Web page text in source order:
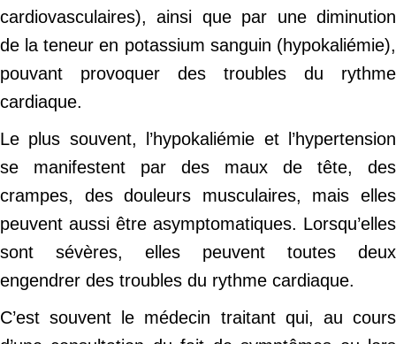
cardiovasculaires), ainsi que par une diminution
de la teneur en potassium sanguin (hypokaliémie),
pouvant provoquer des troubles du rythme
cardiaque.
Le plus souvent, l’hypokaliémie et l’hypertension
se manifestent par des maux de tête, des
crampes, des douleurs musculaires, mais elles
peuvent aussi être asymptomatiques. Lorsqu’elles
sont sévères, elles peuvent toutes deux
engendrer des troubles du rythme cardiaque.
C’est souvent le médecin traitant qui, au cours